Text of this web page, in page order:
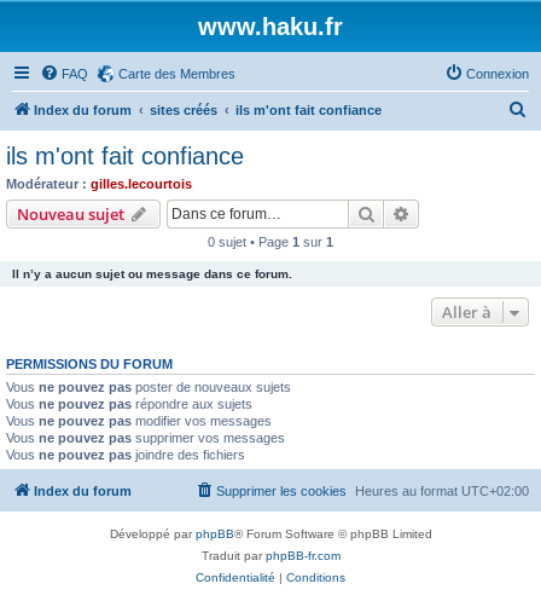
www.haku.fr
FAQ Carte des Membres Connexion
Index du forum sites créés ils m'ont fait confiance
ils m'ont fait confiance
Modérateur : gilles.lecourtois
Nouveau sujet Rechercher
0 sujet • Page 1 sur 1
Il n’y a aucun sujet ou message dans ce forum.
Aller à
PERMISSIONS DU FORUM
Vous ne pouvez pas poster de nouveaux sujets
Vous ne pouvez pas répondre aux sujets
Vous ne pouvez pas modifier vos messages
Vous ne pouvez pas supprimer vos messages
Vous ne pouvez pas joindre des fichiers
Index du forum Heures au format UTC+02:00
Supprimer les cookies
Développé parphpBB® Forum Software © phpBB Limited
Traduit parphpBB-fr.com
Confidentialité | Conditions